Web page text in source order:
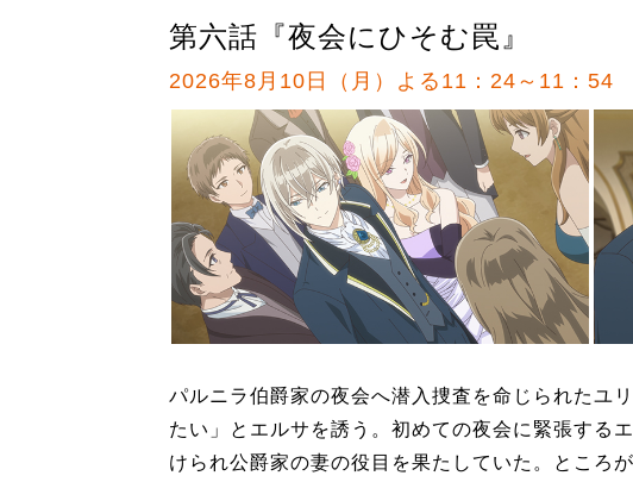
第六話『夜会にひそむ罠』
2026年8月10日（月）よる11：24～11：54
パルニラ伯爵家の夜会へ潜入捜査を命じられたユ
たい」とエルサを誘う。初めての夜会に緊張する
けられ公爵家の妻の役目を果たしていた。ところ